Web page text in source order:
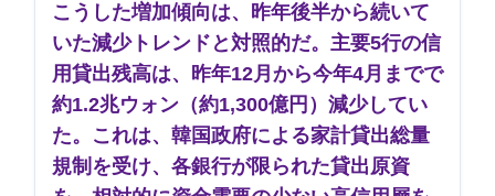
こうした増加傾向は、昨年後半から続いて
いた減少トレンドと対照的だ。主要5行の信
用貸出残高は、昨年12月から今年4月までで
約1.2兆ウォン（約1,300億円）減少してい
た。これは、韓国政府による家計貸出総量
規制を受け、各銀行が限られた貸出原資